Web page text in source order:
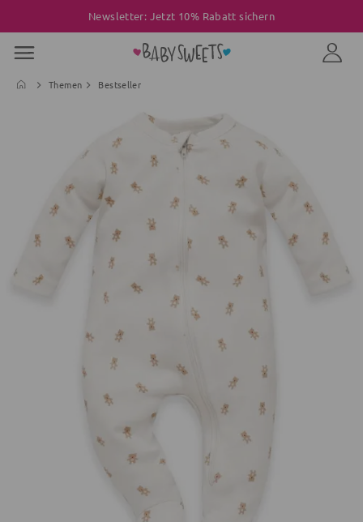
Newsletter: Jetzt 10% Rabatt sichern
Themen Bestseller